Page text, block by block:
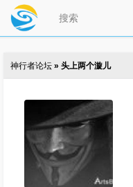
神行者论坛 » 头上两个漩儿